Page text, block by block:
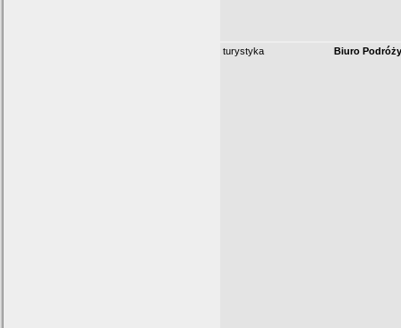
turystyka Biuro